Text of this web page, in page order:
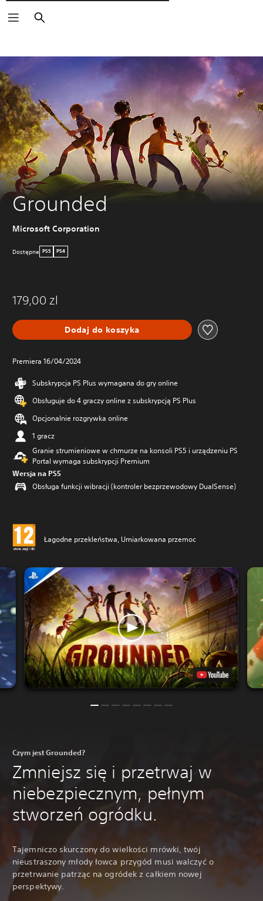
Wyszukaj
Grounded
Microsoft Corporation
Dostępne PS5 PS4
179,00 zl
Dodaj do koszyka
Premiera 16/04/2024
Subskrypcja PS Plus wymagana do gry online
Obsługuje do 4 graczy online z subskrypcją PS Plus
Opcjonalnie rozgrywka online
1 gracz
Granie strumieniowe w chmurze na konsoli PS5 i urządzeniu PS
Portal wymaga subskrypcji Premium
Wersja na PS5
Obsługa funkcji wibracji (kontroler bezprzewodowy DualSense)
Łagodne przekleństwa, Umiarkowana przemoc
Czym jest Grounded?
Zmniejsz się i przetrwaj w
niebezpiecznym, pełnym
stworzeń ogródku.
Tajemniczo skurczony do wielkości mrówki, twój
nieustraszony młody łowca przygód musi walczyć o
przetrwanie patrząc na ogródek z całkiem nowej
perspektywy.